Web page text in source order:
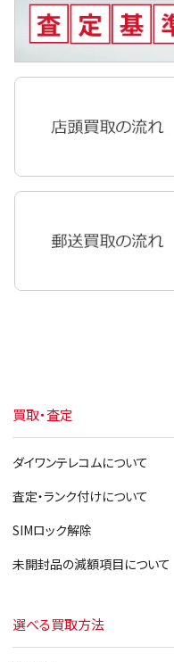
買取・査定
ダイワンテレコムについて
査定・ランク付けについて
SIMロック解除
未開封品の減額項目について
選べる買取方法